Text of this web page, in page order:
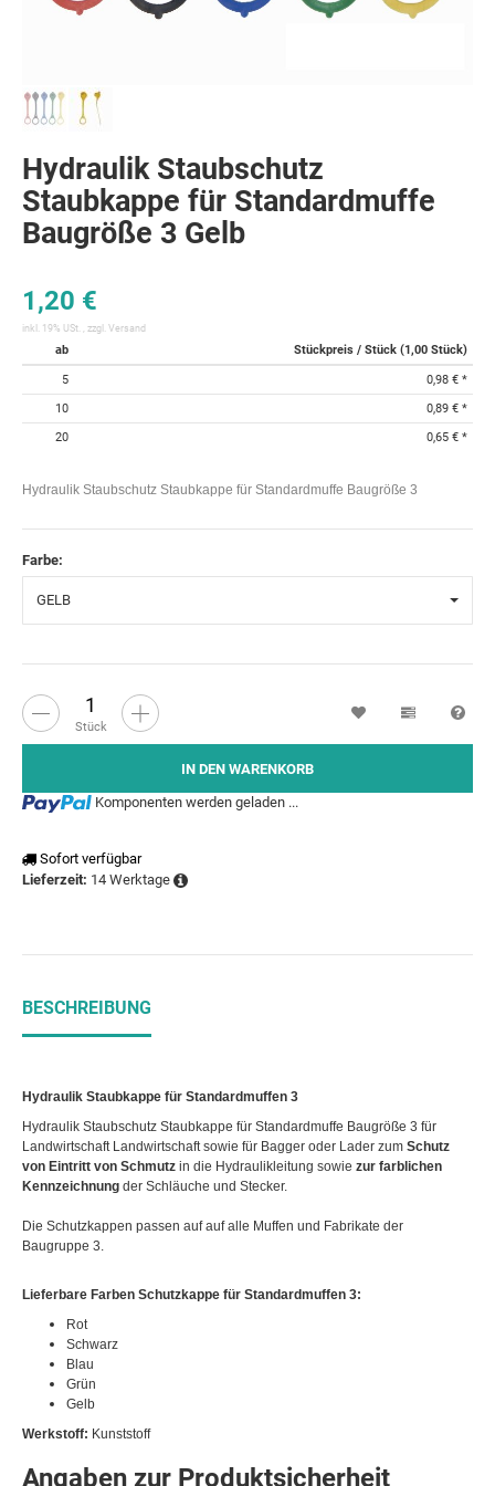
Hydraulik Staubschutz
Staubkappe für Standardmuffe
Baugröße 3 Gelb
1,20 €
inkl. 19% USt. , zzgl. Versand
ab Stückpreis / Stück (1,00 Stück)
5 0,98 € *
10
0,89 € *
20
0,65 € *
Hydraulik Staubschutz Staubkappe für Standardmuffe Baugröße 3
Farbe:
GELB
Stück
IN DEN WARENKORB
Loading...
Komponenten werden geladen ...
Sofort verfügbar
Lieferzeit: 14 Werktage
Wunschzettel
BESCHREIBUNG
Hydraulik Staubkappe für Standardmuffen 3
Hydraulik Staubschutz Staubkappe für Standardmuffe Baugröße 3 für
Landwirtschaft Landwirtschaft sowie für Bagger oder Lader zum Schutz
von Eintritt von Schmutz in die Hydraulikleitung sowie zur farblichen
Kennzeichnung der Schläuche und Stecker.
Die Schutzkappen passen auf auf alle Muffen und Fabrikate der
Baugruppe 3.
Lieferbare Farben Schutzkappe für Standardmuffen 3:
Rot
Schwarz
Blau
Grün
Gelb
Werkstoff: Kunststoff
Angaben zur Produktsicherheit